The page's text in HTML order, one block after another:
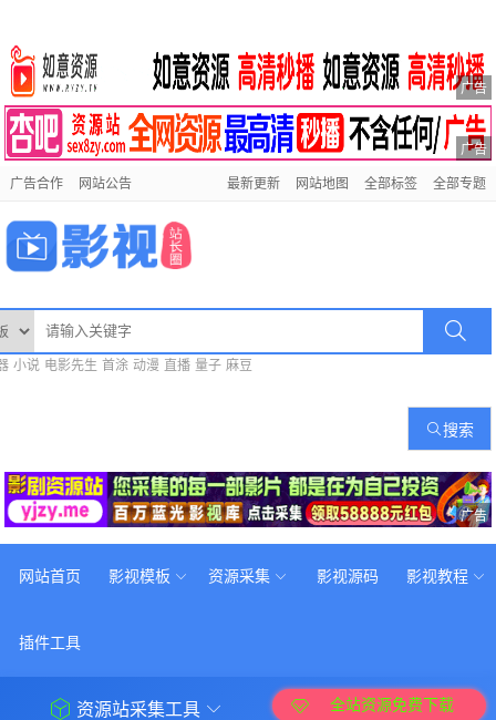
广告
广告
广告合作 网站公告 最新更新 网站地图 全部标签 全部专题
小说 电影先生 首涂 动漫 直播 量子 麻豆
搜索
广告
网站首页 影视模板 资源采集 影视源码 影视教程
插件工具
资源站采集工具 全站资源免费下载